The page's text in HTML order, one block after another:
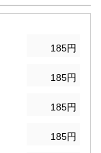
185円
185円
185円
185円